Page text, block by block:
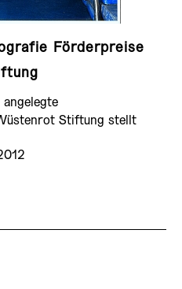
Förderpreise
Stiftung stellt